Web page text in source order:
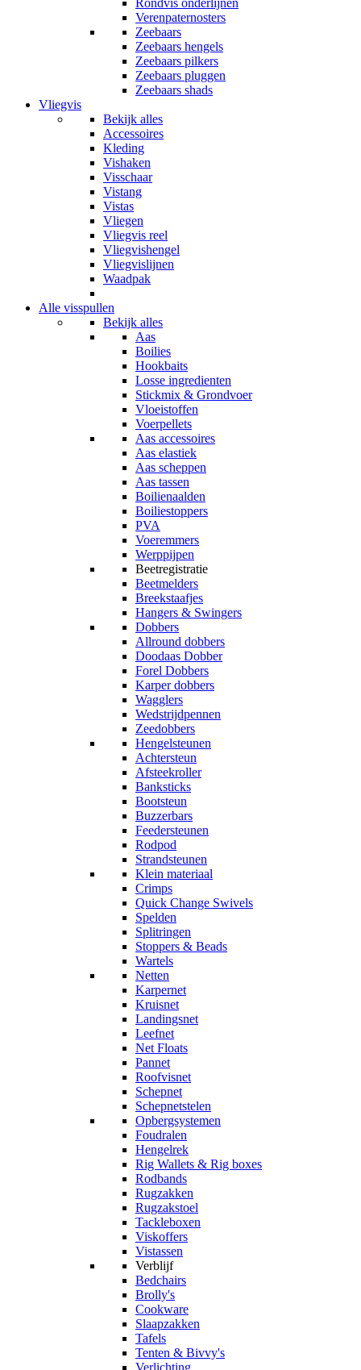
Rondvis onderlijnen
Verenpaternosters
Zeebaars
Zeebaars hengels
Zeebaars pilkers
Zeebaars pluggen
Zeebaars shads
Vliegvis
Bekijk alles
Accessoires
Kleding
Vishaken
Visschaar
Vistang
Vistas
Vliegen
Vliegvis reel
Vliegvishengel
Vliegvislijnen
Waadpak
Alle visspullen
Bekijk alles
Aas
Boilies
Hookbaits
Losse ingredienten
Stickmix & Grondvoer
Vloeistoffen
Voerpellets
Aas accessoires
Aas elastiek
Aas scheppen
Aas tassen
Boilienaalden
Boiliestoppers
PVA
Voeremmers
Werppijpen
Beetregistratie
Beetmelders
Breekstaafjes
Hangers & Swingers
Dobbers
Allround dobbers
Doodaas Dobber
Forel Dobbers
Karper dobbers
Wagglers
Wedstrijdpennen
Zeedobbers
Hengelsteunen
Achtersteun
Afsteekroller
Banksticks
Bootsteun
Buzzerbars
Feedersteunen
Rodpod
Strandsteunen
Klein materiaal
Crimps
Quick Change Swivels
Spelden
Splitringen
Stoppers & Beads
Wartels
Netten
Karpernet
Kruisnet
Landingsnet
Leefnet
Net Floats
Pannet
Roofvisnet
Schepnet
Schepnetstelen
Opbergsystemen
Foudralen
Hengelrek
Rig Wallets & Rig boxes
Rodbands
Rugzakken
Rugzakstoel
Tackleboxen
Viskoffers
Vistassen
Verblijf
Bedchairs
Brolly's
Cookware
Slaapzakken
Tafels
Tenten & Bivvy's
Verlichting